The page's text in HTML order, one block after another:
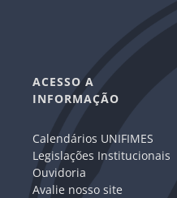
ACESSO A
INFORMAÇÃO
Calendários UNIFIMES
Legislações Institucionais
Ouvidoria
Avalie nosso site